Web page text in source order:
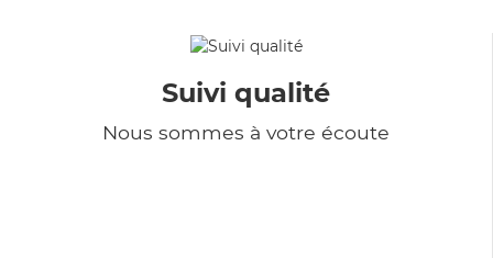
Suivi qualité
Nous sommes à votre écoute